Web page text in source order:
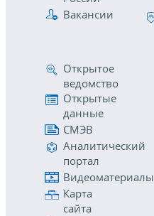
Вакансии
Открытое
ведомство
Открытые
данные
СМЭВ
Аналитический
портал
Видеоматериалы
Карта
сайта